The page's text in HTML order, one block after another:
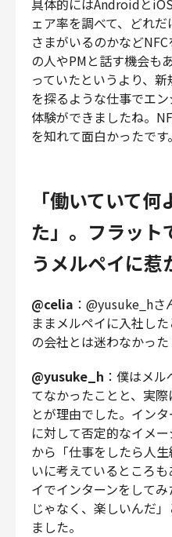
具体的にはAndroidと
ェア率を調べて、どれ
さまがいるのかなど
の人やPMと話す機会も
っていたというより、
を探るような仕事でエ
体験ができましたね。
を知れて面白かったです。
「働いていて
た」。フラット
うメルペイに惹
@celia ：@yusuke_h
ままメルペイに入社し
の会社とは迷わなかった
@yusuke_h ：僕はメ
てなかったことと、実
とが理由でした。イン
に対して否定的なイメ
から「仕事をしたら人
いに考えているところ
イでインターンをして
じゃなく、楽しいんだ
ました。